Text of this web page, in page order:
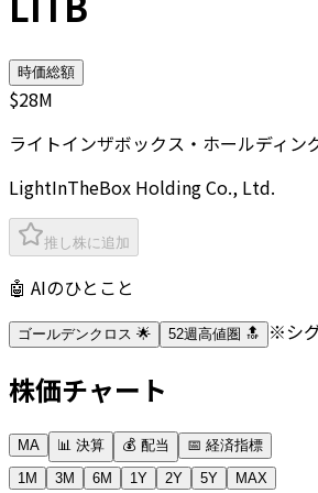
時価総額
$28M
ライトインザボックス・ホールディン
LightInTheBox Holding Co., Ltd.
推し株に追加
🤖 AIのひとこと
ゴールデンクロス 🌟 52週高値圏 🔝 ※シ
株価チャート
MA 📊 決算 💰 配当
📅 経済指標
1M
3M 6M 1Y 2Y 5Y MAX